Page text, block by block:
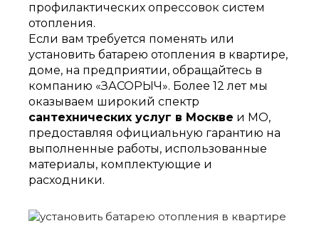
профилактических опрессовок систем
отопления.
Если вам требуется поменять или
установить батарею отопления в квартире,
доме, на предприятии, обращайтесь в
компанию «ЗАСОРЫЧ». Более 12 лет мы
оказываем широкий спектр
сантехнических услуг в Москве и МО,
предоставляя официальную гарантию на
выполненные работы, использованные
материалы, комплектующие и
расходники.